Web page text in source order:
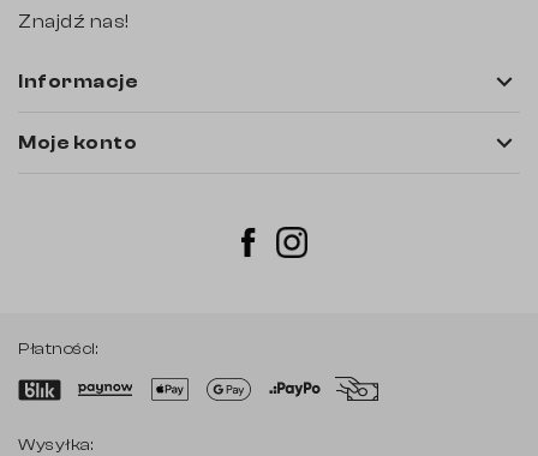
Znajdź nas!
Informacje 
Moje konto 
Płatności:
Wysyłka: